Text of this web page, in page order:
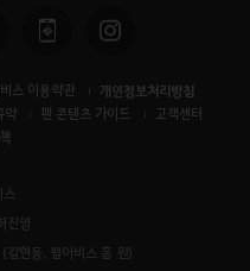
스 이용약관 개인정보처리방침
약 팬 콘텐츠 가이드
고객센터
스
진영
갈현동, 펄어비스 홈 원)